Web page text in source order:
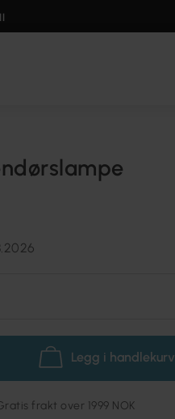
Legg i handlekurv
frakt over 1999 NOK